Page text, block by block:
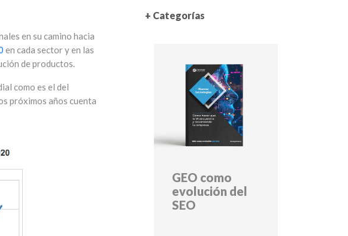
en su camino hacia
en cada sector y en las
de productos.
como es el del
próximos años cuenta
+ Categorías
GEO como
evolución del
SEO